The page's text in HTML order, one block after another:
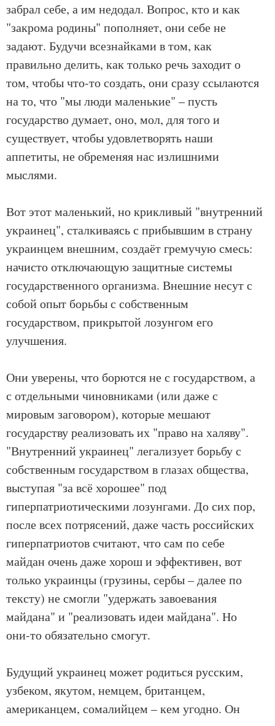
забрал себе, а им недодал. Вопрос, кто и как
"закрома родины" пополняет, они себе не
задают. Будучи всезнайками в том, как
правильно делить, как только речь заходит о
том, чтобы что-то создать, они сразу ссылаются
на то, что "мы люди маленькие" – пусть
государство думает, оно, мол, для того и
существует, чтобы удовлетворять наши
аппетиты, не обременяя нас излишними
мыслями.
Вот этот маленький, но крикливый "внутренний
украинец", сталкиваясь с прибывшим в страну
украинцем внешним, создаёт гремучую смесь:
начисто отключающую защитные системы
государственного организма. Внешние несут с
собой опыт борьбы с собственным
государством, прикрытой лозунгом его
улучшения.
Они уверены, что борются не с государством, а
с отдельными чиновниками (или даже с
мировым заговором), которые мешают
государству реализовать их "право на халяву".
"Внутренний украинец" легализует борьбу с
собственным государством в глазах общества,
выступая "за всё хорошее" под
гиперпатриотическими лозунгами. До сих пор,
после всех потрясений, даже часть российских
гиперпатриотов считают, что сам по себе
майдан очень даже хорош и эффективен, вот
только украинцы (грузины, сербы – далее по
тексту) не смогли "удержать завоевания
майдана" и "реализовать идеи майдана". Но
они-то обязательно смогут.
Будущий украинец может родиться русским,
узбеком, якутом, немцем, британцем,
американцем, сомалийцем – кем угодно. Он